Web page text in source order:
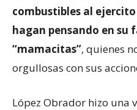
combustibles al
hagan pensando en su
“mamacitas”, quienes
orgullosas con sus
López Obrador hizo una